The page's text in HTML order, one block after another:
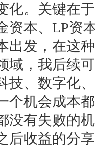
化。关键在
资本、LP资
出发，在这
域，我后续
技、数字化
个机会成本
没有失败的
后收益的分